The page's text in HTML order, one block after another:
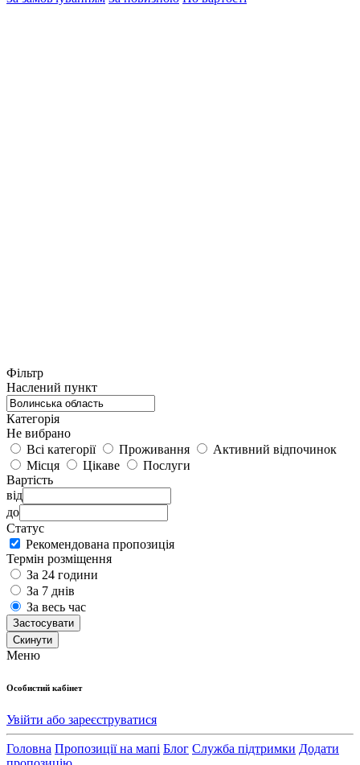
Фільтр
Наслений пункт
Категорія
Не вибрано
Всі категорії
Проживання
Активний відпочинок
Місця
Цікаве
Послуги
Вартість
від
до
Статус
Рекомендована пропозиція
Термін розміщення
За 24 години
За 7 днів
За весь час
Застосувати
Cкинути
Меню
Особистий кабінет
Увійти або зареєструватися
Головна Пропозиції на мапі Блог Служба підтримки Додати